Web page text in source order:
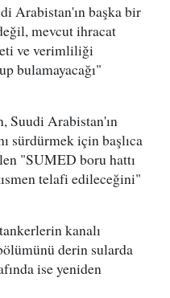
Arabistan'ın başka bir
mevcut ihracat
ve verimliliği
bulamayacağı"
Suudi Arabistan'ın
sürdürmek için başlıca
"SUMED boru hattı
telafi edileceğini"
kanalı
derin sularda
ise yeniden